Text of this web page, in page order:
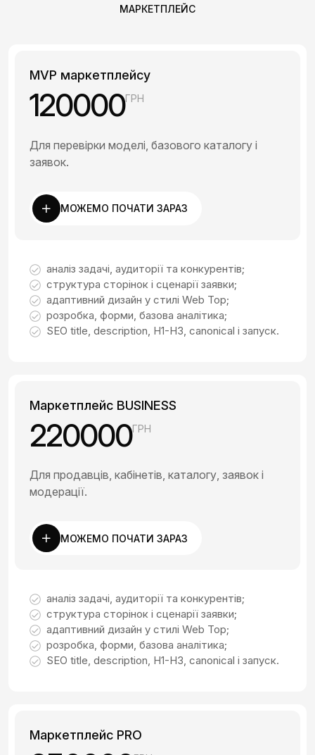
МАРКЕТПЛЕЙС
MVP маркетплейсу
120000ГРН
Для перевірки моделі, базового каталогу і
заявок.
МОЖЕМО ПОЧАТИ ЗАРАЗ
аналіз задачі, аудиторії та конкурентів;
структура сторінок і сценарії заявки;
адаптивний дизайн у стилі Web Top;
розробка, форми, базова аналітика;
SEO title, description, H1-H3, canonical і запуск.
Маркетплейс BUSINESS
220000ГРН
Для продавців, кабінетів, каталогу, заявок і
модерації.
МОЖЕМО ПОЧАТИ ЗАРАЗ
аналіз задачі, аудиторії та конкурентів;
структура сторінок і сценарії заявки;
адаптивний дизайн у стилі Web Top;
розробка, форми, базова аналітика;
SEO title, description, H1-H3, canonical і запуск.
Маркетплейс PRO